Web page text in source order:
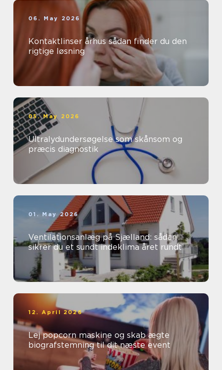
06. May 2026
Kontaktlinser århus sådan finder du den
rigtige løsning
05. May 2026
Ultralydundersøgelse som skånsom og
præcis diagnostik
01. May 2026
Ventilationsanlæg på Sjælland: sådan
sikrer du et sundt indeklima året rundt
12. April 2026
Lej popcorn maskine og skab ægte
biografstemning til dit næste event